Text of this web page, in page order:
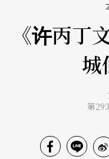
《许丙丁
城
第